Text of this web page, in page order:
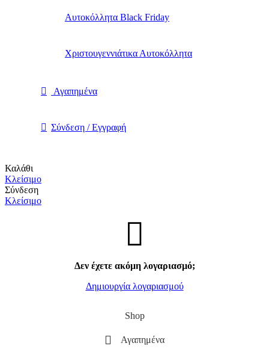
Αυτοκόλλητα Black Friday
Χριστουγεννιάτικα Αυτοκόλλητα
Αγαπημένα
Σύνδεση / Εγγραφή
Καλάθι
Κλείσιμο
Σύνδεση
Κλείσιμο
Δεν έχετε ακόμη λογαριασμό;
Δημιουργία λογαριασμού
Shop
Αγαπημένα